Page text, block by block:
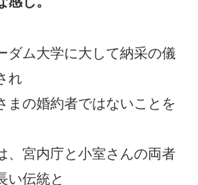
ダム大学に大して納采の儀
れ
まの婚約者ではないことを
、宮内庁と小室さんの両者
い伝統と